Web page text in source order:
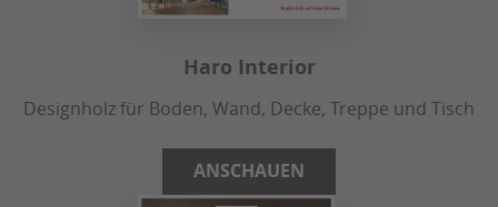
Haro Interior
Designholz für Boden, Wand, Decke, Treppe und Tisch
ANSCHAUEN